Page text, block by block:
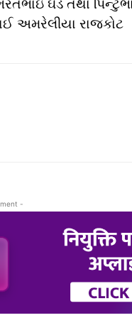
અમરેલીયા રાજકોટ
-